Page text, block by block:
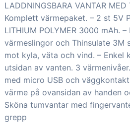
LADDNINGSBARA VANTAR MED
Komplett värmepaket. – 2 st 5V
LITHIUM POLYMER 3000 mAh.
värmeslingor och Thinsulate 3M
mot kyla, väta och vind. – Enkel
utsidan av vanten. 3
med micro USB och
värme på ovansidan av handen
Sköna tumvantar med
grepp